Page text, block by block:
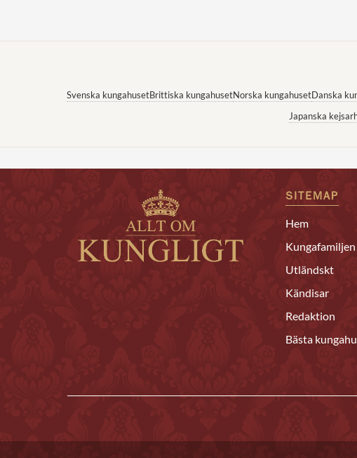
Svenska kungahusetBrittiska kungahusetNorska kungahusetDanska
Japanska
SITEMAP
Hem
Kungafamiljen
Utländskt
Kändisar
Redaktion
Bästa